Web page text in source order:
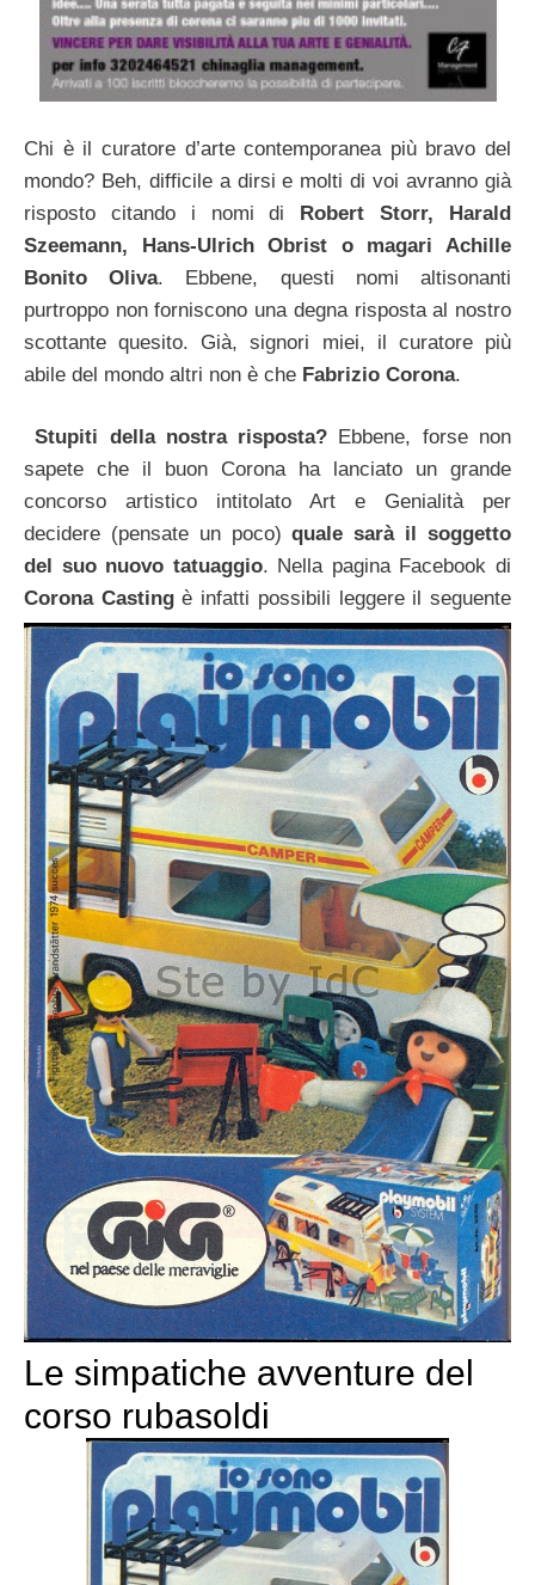
Chi è il curatore d’arte contemporanea più bravo del
mondo? Beh, difficile a dirsi e molti di voi avranno già
risposto citando i nomi di Robert Storr, Harald
Szeemann, Hans-Ulrich Obrist o magari Achille
Bonito Oliva. Ebbene, questi nomi altisonanti
purtroppo non forniscono una degna risposta al nostro
scottante quesito. Già, signori miei, il curatore più
abile del mondo altri non è che Fabrizio Corona.
Stupiti della nostra risposta? Ebbene, forse non
sapete che il buon Corona ha lanciato un grande
concorso artistico intitolato Art e Genialità per
decidere (pensate un poco)quale sarà il soggetto
del suo nuovo tatuaggio. Nella pagina Facebook di
Corona Castingè infatti possibili leggere il seguente
delirio:
Categorie
Art Prizes
Le simpatiche avventure del
corso rubasoldi